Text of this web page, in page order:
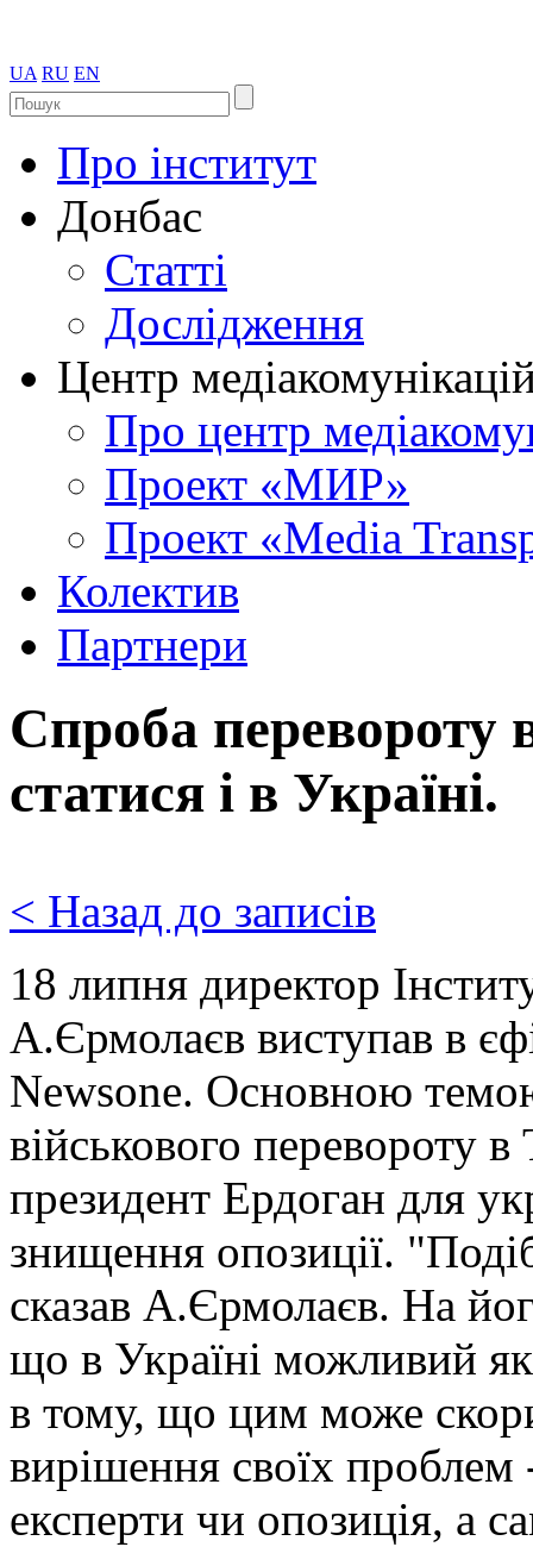
UA RU EN
Про інститут
Донбас
Статті
Дослідження
Центр
Про центр
Проект «МИР»
Проект «Media
Колектив
Партнери
Спроба перевороту
статися і в Україні.
< Назад до записів
18 липня директор
А.Єрмолаєв виступав в
Newsone. Основною
військового перевороту
президент Ердоган для
знищення опозиції.
сказав А.Єрмолаєв. На
що в Україні можливий
в тому, що цим може
вирішення своїх
експерти чи опозиція, а